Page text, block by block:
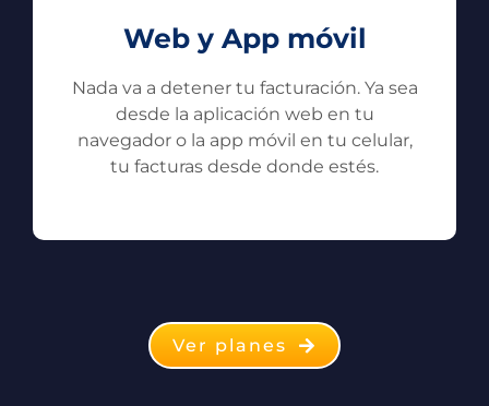
Web y App móvil
Nada va a detener tu facturación. Ya sea
desde la aplicación web en tu
navegador o la app móvil en tu celular,
tu facturas desde donde estés.
Ver planes